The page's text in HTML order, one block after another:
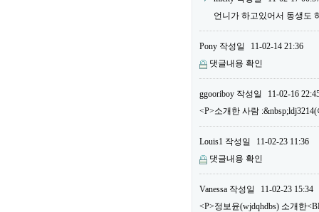
언니가 하고있어서 동생도
Pony 작성일
11-02-14 21:36
댓글내용 확인
ggooriboy 작성일
11-02-16
<P>소개한 사람
Louis1 작성일
11-02-23 11:36
댓글내용 확인
Vanessa 작성일
11-02-23 15:34
<P>정보윤(wjdqhdbs) 소개한